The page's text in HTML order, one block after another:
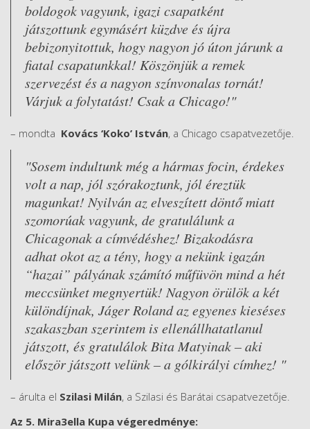
boldogok vagyunk, igazi csapatként
játszottunk egymásért küzdve és újra
bebizonyitottuk, hogy nagyon jó úton járunk a
fiatal csapatunkkal! Köszönjük a remek
szervezést és a nagyon színvonalas tornát!
Várjuk a folytatást! Csak a Chicago!"
– mondta Kovács ‘Koko’ István, a Chicago csapatvezetője.
"Sosem indultunk még a hármas focin, érdekes
volt a nap, jól szórakoztunk, jól éreztük
magunkat! Nyilván az elveszített döntő miatt
szomorúak vagyunk, de gratulálunk a
Chicagonak a címvédéshez! Bizakodásra
adhat okot az a tény, hogy a nekünk igazán
“hazai” pályának számító műfüvön mind a hét
meccsünket megnyertük! Nagyon örülök a két
különdíjnak, Jáger Roland az egyenes kieséses
szakaszban szerintem is ellenállhatatlanul
játszott, és gratulálok Bita Matyinak – aki
először játszott velünk – a gólkirályi címhez! "
– árulta el Szilasi Milán, a Szilasi és Barátai csapatvezetője.
Az 5. Mira3ella Kupa végeredménye: